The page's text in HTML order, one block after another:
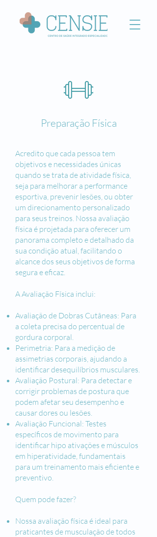
Preparação Física
Acredito que cada pessoa tem
objetivos e necessidades únicas
quando se trata de atividade física,
seja para melhorar a performance
esportiva, prevenir lesões, ou obter
um direcionamento personalizado
para seus treinos. Nossa avaliação
física é projetada para oferecer um
panorama completo e detalhado da
sua condição atual, facilitando o
alcance dos seus objetivos de forma
segura e eficaz.
A Avaliação Física inclui:
Avaliação de Dobras Cutâneas: Para
a coleta precisa do percentual de
gordura corporal.
Perimetria: Para a medição de
assimetrias corporais, ajudando a
identificar desequilíbrios musculares.
Avaliação Postural: Para detectar e
corrigir problemas de postura que
podem afetar seu desempenho e
causar dores ou lesões.
Avaliação Funcional: Testes
específicos de movimento para
identificar hipo ativações e músculos
em hiperatividade, fundamentais
para um treinamento mais eficiente e
preventivo.
Quem pode fazer?
Nossa avaliação física é ideal para
praticantes de musculação de todos